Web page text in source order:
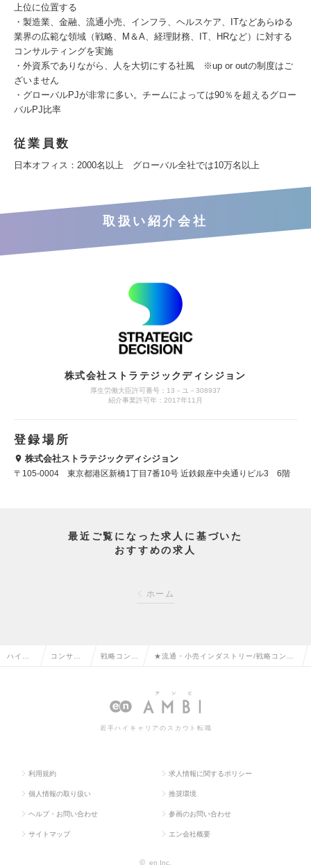
上位に位置する
・製造業、金融、流通小売、インフラ、ヘルスケア、ITなどあらゆる
業界の広範な領域（戦略、M＆A、経理財務、IT、HRなど）に対する
コンサルティングを実施
・外資系でありながら、人を大切にする社風 ※up or outの制度はご
ざいません
・グローバルPJが非常に多い。チームによっては90％を超えるグロー
バルPJ比率
従業員数
日本オフィス：2000名以上 グローバル全社では10万名以上
取扱い紹介会社
株式会社ストラテジックディシジョン
厚生労働大臣許可番号：13－ユ－308937
紹介事業許可年：2017年11月
登録場所
株式会社ストラテジックディシジョン
〒105-0004 東京都港区新橋1丁目7番10号 近鉄銀座中央通りビル3 6階
最近ご覧になった求人に基づいた
おすすめの求人
ホーム
ハイク コンサル 戦略コンサ
転職
★流通・小売インダストリー/戦略コンサ
約70％の求人情報
若手ハイキャリアのスカウト転職
利用規約 求人情報に関するポリシー
個人情報の取り扱い 推奨環境
ヘルプ・お問い合わせ 参画のお問い合わせ
サイトマップ エン会社概要
© en Inc.